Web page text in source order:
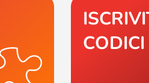
CODICI